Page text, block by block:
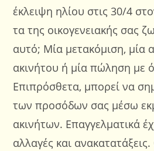
έκλειψη ηλίου στις 30/4
τα της οικογενειακής σας
αυτό; Μία μετακόμιση, μία
ακινήτου ή μία πώληση με
Επιπρόσθετα, μπορεί να
των προσόδων σας μέσω
ακινήτων. Επαγγελματικά
αλλαγές και